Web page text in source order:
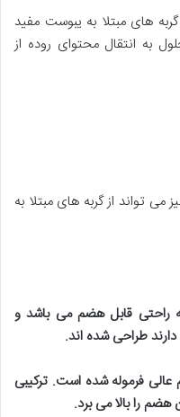
های مبتلا به یبوست مفید
به انتقال محتوای روده از
می تواند از گربه های مبتلا به
راحتی قابل هضم می باشد و
طراحی شده اند.
فرموله شده است. ترکیبی
را بالا می برد.